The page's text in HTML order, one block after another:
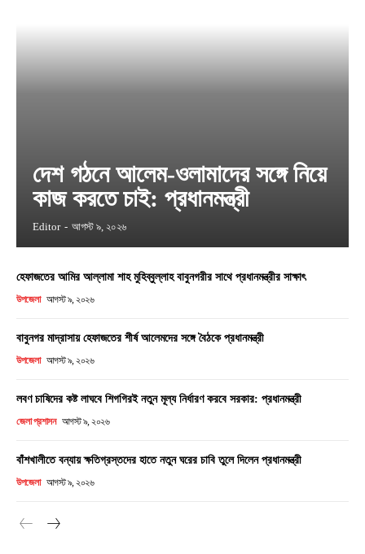
দেশ গঠনে আলেম-ওলামাদের সঙ্গে নিয়ে
কাজ করতে চাই: প্রধানমন্ত্রী
Editor - আগস্ট ৯, ২০২৬
হেফাজতের আমির আল্লামা শাহ মুহিব্বুল্লাহ বাবুনগরীর সাথে প্রধানমন্ত্রীর সাক্ষাৎ
উপজেলা আগস্ট ৯, ২০২৬
বাবুনগর মাদ্রাসায় হেফাজতের শীর্ষ আলেমদের সঙ্গে বৈঠকে প্রধানমন্ত্রী
উপজেলা আগস্ট ৯, ২০২৬
লবণ চাষিদের কষ্ট লাঘবে শিগগিরই নতুন মূল্য নির্ধারণ করবে সরকার: প্রধানমন্ত্রী
জেলা প্রশাসন আগস্ট ৯, ২০২৬
বাঁশখালীতে বন্যায় ক্ষতিগ্রস্তদের হাতে নতুন ঘরের চাবি তুলে দিলেন প্রধানমন্ত্রী
উপজেলা আগস্ট ৯, ২০২৬